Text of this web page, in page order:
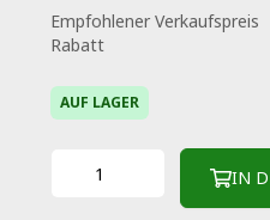
Empfohlener Verkaufspreis
Rabatt
AUF LAGER
IN